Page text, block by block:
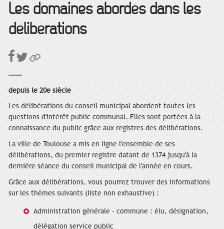
Les domaines abordés dans les
délibérations
depuis le 20e siècle
Les délibérations du conseil municipal abordent toutes les
questions d'intérêt public communal. Elles sont portées à la
connaissance du public grâce aux registres des délibérations.
La ville de Toulouse a mis en ligne l'ensemble de ses
délibérations, du premier registre datant de 1374 jusqu'à la
dernière séance du conseil municipal de l'année en cours.
Grâce aux délibérations, vous pourrez trouver des informations
sur les thèmes suivants (liste non exhaustive) :
Administration générale - commune : élu, désignation,
délégation service public